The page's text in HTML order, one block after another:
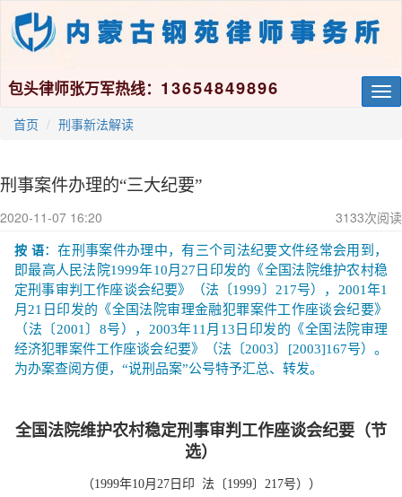
包头律师张万军热线： 13654849896
首页 刑事新法解读
刑事案件办理的“三大纪要”
2020-11-07 16:20 3133次阅读
按 语：在刑事案件办理中，有三个司法纪要文件经常会用到，
即最高人民法院1999年10月27日印发的《全国法院维护农村稳
定刑事审判工作座谈会纪要》（法〔1999〕217号），2001年1
月21日印发的《全国法院审理金融犯罪案件工作座谈会纪要》
（法〔2001〕8号），2003年11月13日印发的《全国法院审理
经济犯罪案件工作座谈会纪要》（法〔2003〕[2003]167号）。
为办案查阅方便，“说刑品案”公号特予汇总、转发。
全国法院维护农村稳定刑事审判工作座谈会纪要（节
选）
（1999年10月27日印 法〔1999〕217号））